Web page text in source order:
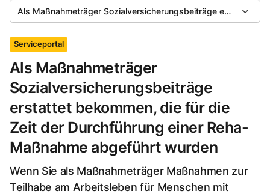
Als Maßnahmeträger Sozialversicherungsbeiträge erstattet
Serviceportal
Als Maßnahmeträger
Sozialversicherungsbeiträge
erstattet bekommen, die für die
Zeit der Durchführung einer Reha-
Maßnahme abgeführt wurden
Wenn Sie als Maßnahmeträger Maßnahmen zur
Teilhabe am Arbeitsleben für Menschen mit